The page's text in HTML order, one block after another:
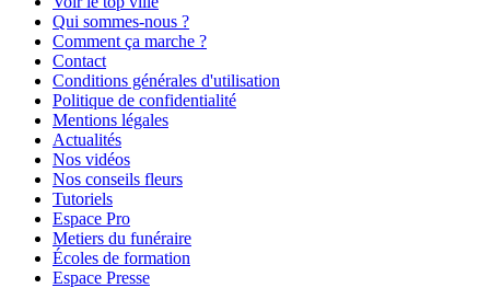
Qui sommes-nous ?
Comment ça marche ?
Contact
Conditions générales d'utilisation
Politique de confidentialité
Mentions légales
Actualités
Nos vidéos
Nos conseils fleurs
Tutoriels
Espace Pro
Metiers du funéraire
Écoles de formation
Espace Presse